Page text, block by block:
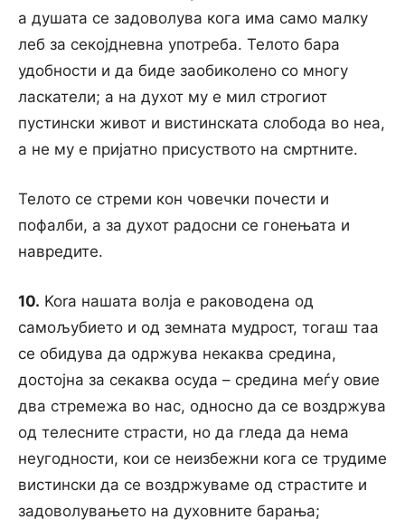
a душата се задоволува кога има само малку
леб за секојдневна употреба. Телото бара
удобности и да биде заобиколено co многу
ласкатели; a на духот му e мил строгиот
пустински живот и вистинската слобода во неа,
а не му e пријатно присуството на смртните.
Телото се стреми кон човечки почести и
пофалби, a за духот радосни се гонењата и
навредите.
10. Kora нашата волја e раководена од
самољубието и од земната мудрост, тогаш таа
се обидува да одржува некаква средина,
достојна за секаква осуда – средина меѓу овие
два стремежа во нас, односно да се воздржува
од телесните страсти, но да гледа да нема
неугодности, кои се неизбежни кога се трудиме
вистински да се воздржуваме од страстите и
задоволувањето на духовните барања;